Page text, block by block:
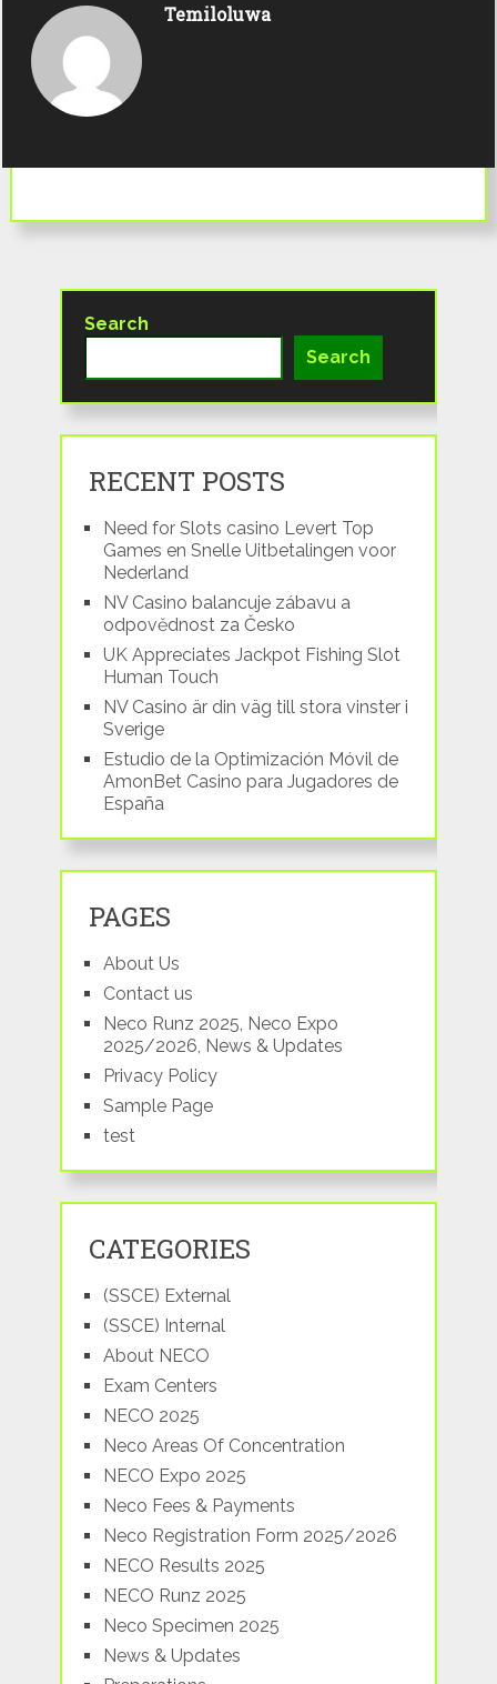
Temiloluwa
Search
Search
RECENT POSTS
Need for Slots casino Levert Top
Games en Snelle Uitbetalingen voor
Nederland
NV Casino balancuje zábavu a
odpovědnost za Česko
UK Appreciates Jackpot Fishing Slot
Human Touch
NV Casino är din väg till stora vinster i
Sverige
Estudio de la Optimización Móvil de
AmonBet Casino para Jugadores de
España
PAGES
About Us
Contact us
Neco Runz 2025, Neco Expo
2025/2026, News & Updates
Privacy Policy
Sample Page
test
CATEGORIES
(SSCE) External
(SSCE) Internal
About NECO
Exam Centers
NECO 2025
Neco Areas Of Concentration
NECO Expo 2025
Neco Fees & Payments
Neco Registration Form 2025/2026
NECO Results 2025
NECO Runz 2025
Neco Specimen 2025
News & Updates